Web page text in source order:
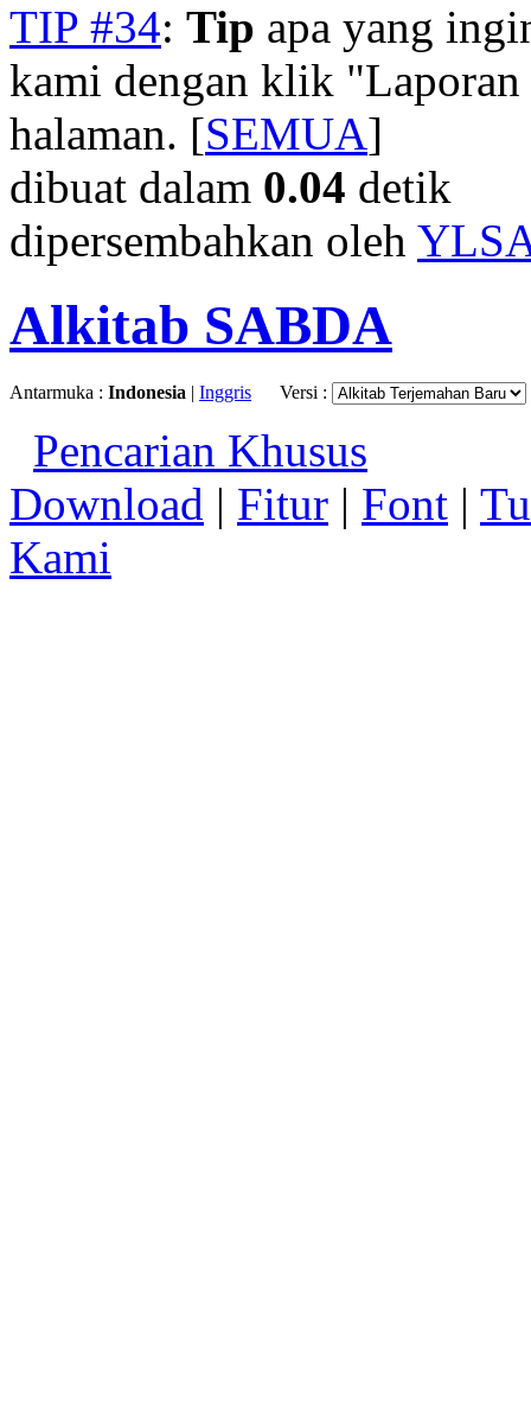
TIP #34: Tip apa yang
kami dengan klik "Laporan
halaman. [SEMUA]
dibuat dalam 0.04 detik
dipersembahkan oleh
Alkitab SABDA
Antarmuka : Indonesia | Inggris Versi :
Pencarian Khusus
Download | Fitur | Font |
Kami